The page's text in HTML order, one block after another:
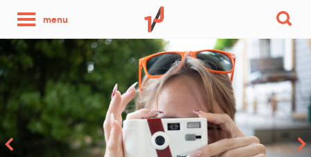
menu
photo
par
jour